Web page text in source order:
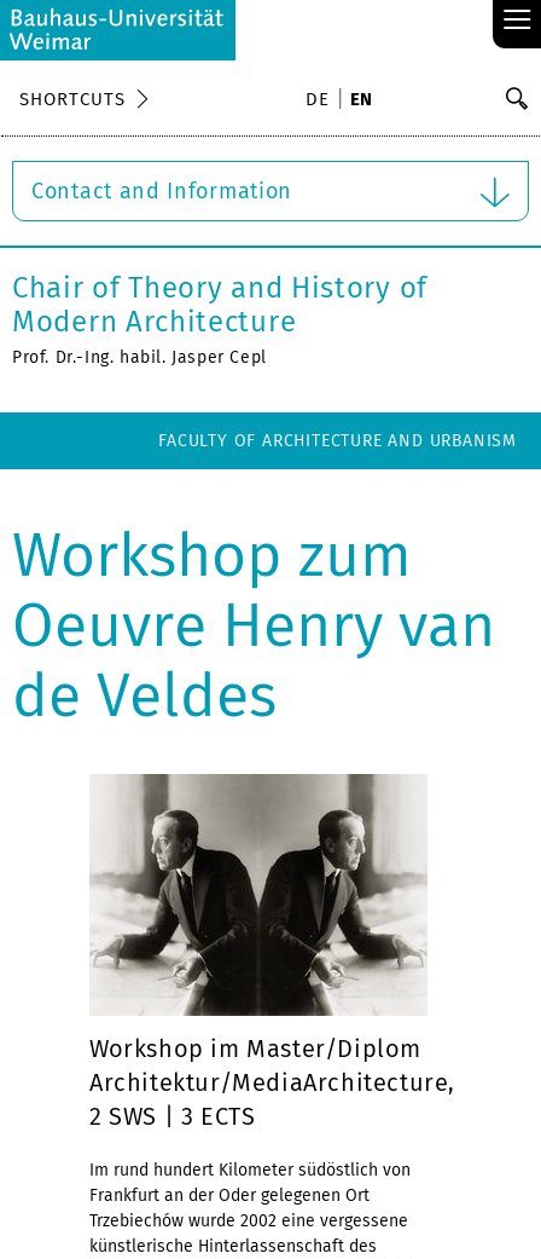
≡
SHORTCUTS DE EN
Contact and Information
Chair of Theory and History of
Modern Architecture
Prof. Dr.-Ing. habil. Jasper Cepl
FACULTY OF ARCHITECTURE AND URBANISM
Workshop zum
Oeuvre Henry van
de Veldes
Workshop im Master/Diplom
Architektur/MediaArchitecture,
2 SWS | 3 ECTS
Im rund hundert Kilometer südöstlich von
Frankfurt an der Oder gelegenen Ort
Trzebiechów wurde 2002 eine vergessene
künstlerische Hinterlassenschaft des